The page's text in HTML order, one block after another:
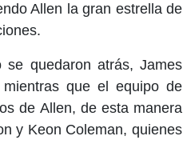
Allen la gran estrella de
quedaron atrás, James
que el equipo de
de Allen, de esta manera
y Keon Coleman, quienes